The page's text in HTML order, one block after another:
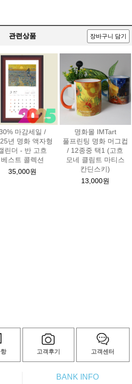
관련상품 장바구니 담기
마감세일 /
년 명화 액자형
린더 - 반 고흐
베스트 콜렉션
35,000원
명화몰 IMTart
풀프린팅 명화 머그컵
/ 12종중 택1 (고흐
모네 클림트 마티스
칸딘스키)
13,000원
고객후기 고객센터
BANK INFO